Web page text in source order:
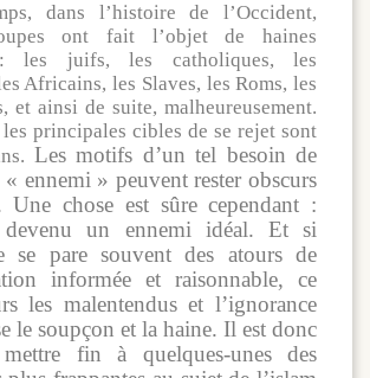
dans l’histoire de l’Occident,
ont fait l’objet de haines
: les juifs, les catholiques, les
Africains, les Slaves, les Roms, les
et ainsi de suite, malheureusement.
principales cibles de se rejet sont
Les motifs d’un tel besoin de
ennemi » peuvent rester obscurs
Une chose est sûre cependant :
devenu un ennemi idéal. Et si
se pare souvent des atours de
informée et raisonnable, ce
les malentendus et l’ignorance
le soupçon et la haine. Il est donc
fin à quelques-unes des